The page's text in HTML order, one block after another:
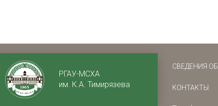
РГАУ-МСХА
им. К.А. Тимирязева
СВЕДЕНИЯ
КОНТАКТЫ